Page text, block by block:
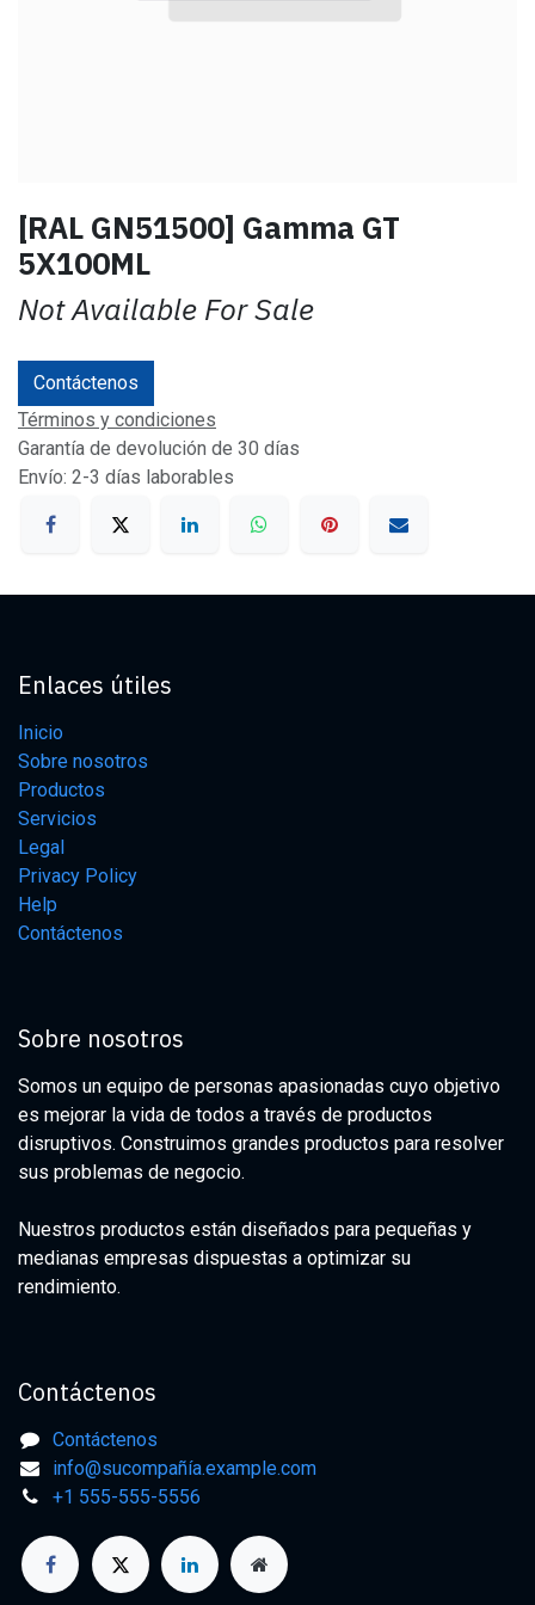
[RAL GN51500] Gamma GT
5X100ML
Not Available For Sale
Contáctenos
Términos y condiciones
Garantía de devolución de 30 días
Envío: 2-3 días laborables
Enlaces útiles
Inicio
Sobre nosotros
Productos
Servicios
Legal
Privacy Policy
Help
Contáctenos
Sobre nosotros
Somos un equipo de personas apasionadas cuyo objetivo
es mejorar la vida de todos a través de productos
disruptivos. Construimos grandes productos para resolver
sus problemas de negocio.
Nuestros productos están diseñados para pequeñas y
medianas empresas dispuestas a optimizar su
rendimiento.
Contáctenos
Contáctenos
info@sucompañía.example.com
+1 555-555-5556